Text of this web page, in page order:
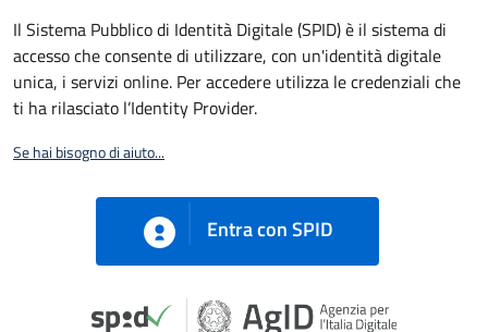
Il Sistema Pubblico di Identità Digitale (SPID) è il sistema di
accesso che consente di utilizzare, con un'identità digitale
unica, i servizi online. Per accedere utilizza le credenziali che
ti ha rilasciato l’Identity Provider.
Se hai bisogno di aiuto...
Entra con SPID